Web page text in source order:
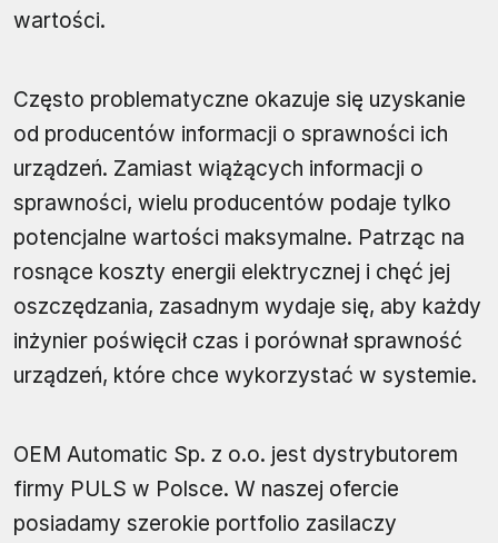
wartości.
Często problematyczne okazuje się uzyskanie
od producentów informacji o sprawności ich
urządzeń. Zamiast wiążących informacji o
sprawności, wielu producentów podaje tylko
potencjalne wartości maksymalne. Patrząc na
rosnące koszty energii elektrycznej i chęć jej
oszczędzania, zasadnym wydaje się, aby każdy
inżynier poświęcił czas i porównał sprawność
urządzeń, które chce wykorzystać w systemie.
OEM Automatic Sp. z o.o. jest dystrybutorem
firmy PULS w Polsce. W naszej ofercie
posiadamy szerokie portfolio zasilaczy